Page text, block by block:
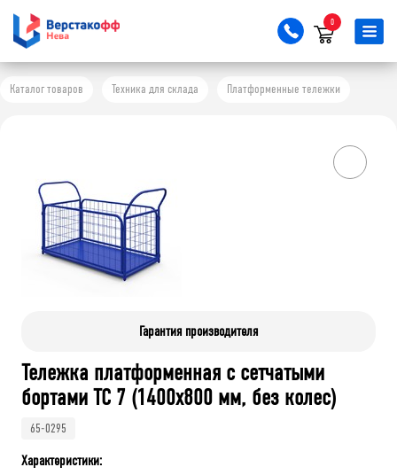
0
Каталог товаров Техника для склада Платформенные тележки
Гарантия производителя
Тележка платформенная с сетчатыми
бортами ТС 7 (1400x800 мм, без колес)
65-0295
Характеристики: